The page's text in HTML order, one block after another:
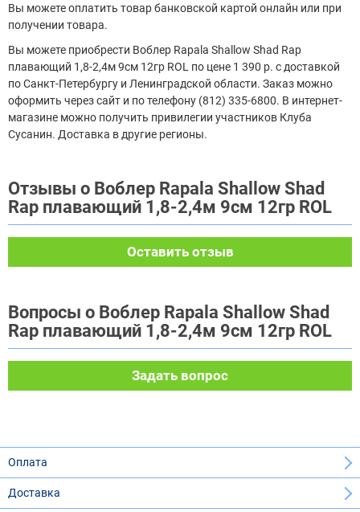
Вы можете оплатить товар банковской картой онлайн или при
получении товара.
Вы можете приобрести Воблер Rapala Shallow Shad Rap
плавающий 1,8-2,4м 9см 12гр ROL по цене 1 390 р. с доставкой
по Санкт-Петербургу и Ленинградской области. Заказ можно
оформить через сайт и по телефону (812) 335-6800. В интернет-
магазине можно получить привилегии участников Клуба
Сусанин. Доставка в другие регионы.
Отзывы о Воблер Rapala Shallow Shad
Rap плавающий 1,8-2,4м 9см 12гр ROL
Оставить отзыв
Вопросы о Воблер Rapala Shallow Shad
Rap плавающий 1,8-2,4м 9см 12гр ROL
Задать вопрос
Оплата
Доставка